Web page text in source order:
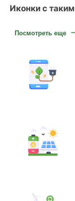
Иконки с
Посмотреть еще